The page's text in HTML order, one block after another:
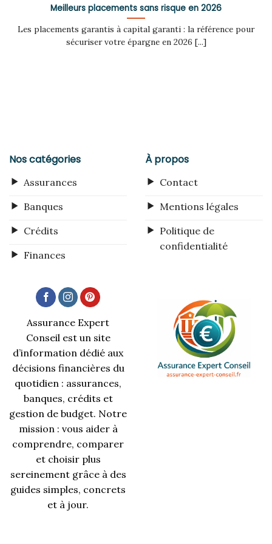
Meilleurs placements sans risque en 2026
Les placements garantis à capital garanti : la référence pour
sécuriser votre épargne en 2026 [...]
Nos catégories
Assurances
Banques
Crédits
Finances
À propos
Contact
Mentions légales
Politique de
confidentialité
Assurance Expert
Conseil est un site
d’information dédié aux
décisions financières du
quotidien : assurances,
banques, crédits et
gestion de budget. Notre
mission : vous aider à
comprendre, comparer
et choisir plus
sereinement grâce à des
guides simples, concrets
et à jour.